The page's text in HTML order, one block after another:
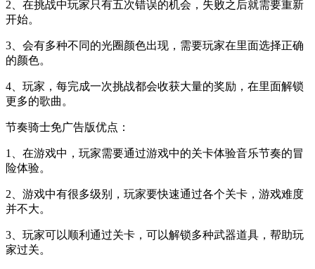
2、在挑战中玩家只有五次错误的机会，失败之后就需要重新
开始。
3、会有多种不同的光圈颜色出现，需要玩家在里面选择正确
的颜色。
4、玩家，每完成一次挑战都会收获大量的奖励，在里面解锁
更多的歌曲。
节奏骑士免广告版优点：
1、在游戏中，玩家需要通过游戏中的关卡体验音乐节奏的冒
险体验。
2、游戏中有很多级别，玩家要快速通过各个关卡，游戏难度
并不大。
3、玩家可以顺利通过关卡，可以解锁多种武器道具，帮助玩
家过关。